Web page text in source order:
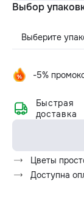
Выбор
Выберите
-5%
Быстрая
доставка
Цветы
Доступна